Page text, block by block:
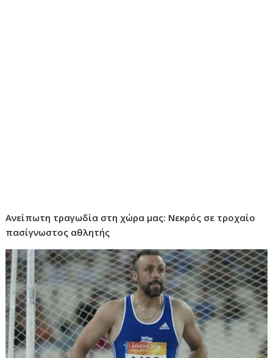
Ανείπωτη τραγωδία στη χώρα μας: Νεκρός σε τροχαίο
πασίγνωστος αθλητής